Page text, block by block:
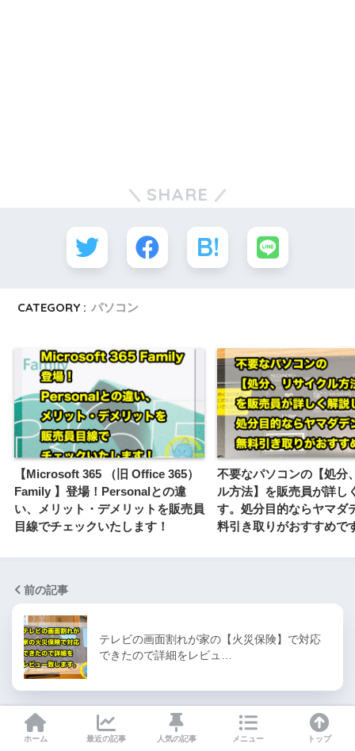
SHARE
CATEGORY : パソコン
【Microsoft 365 （旧 Office 365）
Family 】登場！Personalとの違
い、メリット・デメリットを販売員
目線でチェックいたします！
不要なパソコンの【処分
ル方法】を販売員が詳し
す。処分目的ならヤマダ
料引き取りがおすすめで
前の記事
テレビの画面割れが家の【火災保険】で対応
できたので詳細をレビュ…
次の記事
ホーム 最近の記事 人気の記事 メニュー トップ